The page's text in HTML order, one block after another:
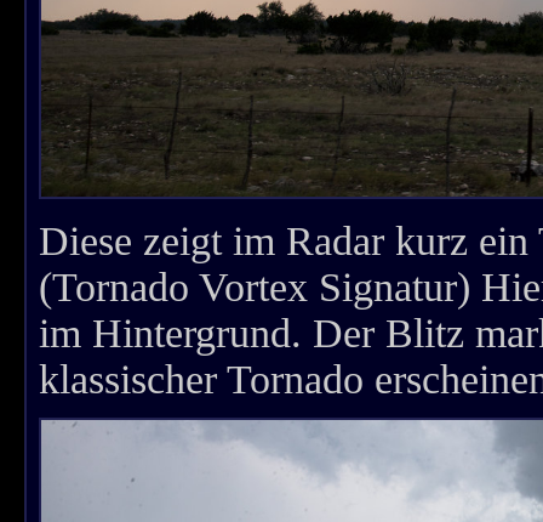
Diese zeigt im Radar kurz
(Tornado Vortex Signatur)
im Hintergrund. Der Blitz
klassischer Tornado